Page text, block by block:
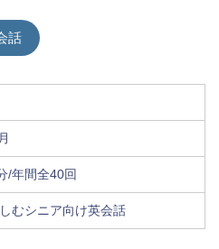
話
/年間全40回
むシニア向け英会話